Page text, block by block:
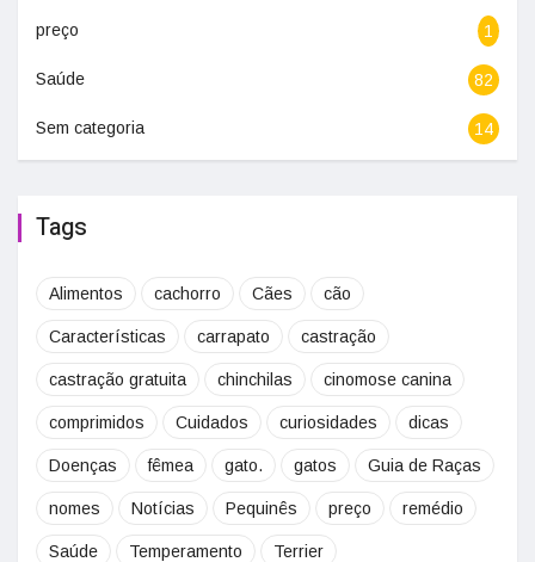
preço 1
Saúde 82
Sem categoria 14
Tags
Alimentos cachorro Cães cão
Características carrapato castração
castração gratuita chinchilas cinomose canina
comprimidos Cuidados curiosidades dicas
Doenças fêmea gato. gatos Guia de Raças
nomes Notícias Pequinês preço remédio
Saúde Temperamento Terrier